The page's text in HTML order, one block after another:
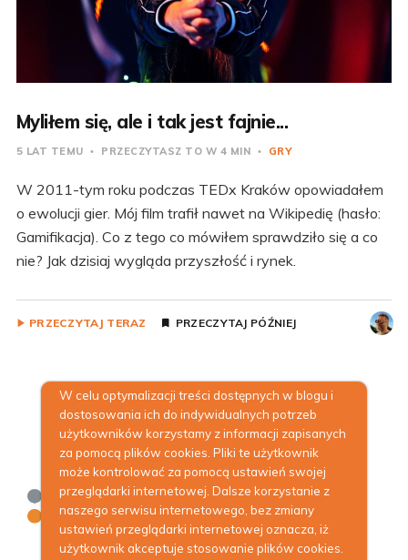
Myliłem się, ale i tak jest fajnie...
5 LAT TEMU PRZECZYTASZ TO W 4 MIN GRY
W 2011-tym roku podczas TEDx Kraków opowiadałem
o ewolucji gier. Mój film trafił nawet na Wikipedię (hasło:
Gamifikacja). Co z tego co mówiłem sprawdziło się a co
nie? Jak dzisiaj wygląda przyszłość i rynek.
PRZECZYTAJ TERAZ PRZECZYTAJ PÓŹNIEJ
W celu optymalizacji treści dostępnych w blogu i
dostosowania ich do indywidualnych potrzeb
użytkowników korzystamy z informacji zapisanych
za pomocą plików cookies. Pliki te użytkownik
może kontrolować za pomocą ustawień swojej
przeglądarki internetowej. Dalsze korzystanie z
naszego serwisu internetowego, bez zmiany
ustawień przeglądarki internetowej oznacza, iż
użytkownik akceptuje stosowanie plików cookies.